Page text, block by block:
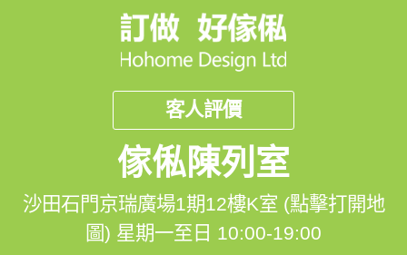
客人評價
傢俬陳列室
沙田石門京瑞廣場1期12樓K室 (點擊打開地
圖) 星期一至日 10:00-19:00